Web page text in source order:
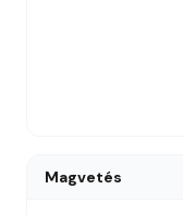
Magvetés